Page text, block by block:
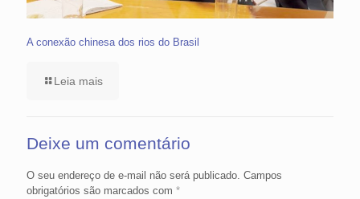
A conexão chinesa dos rios do Brasil
Leia mais
Deixe um comentário
O seu endereço de e-mail não será publicado. Campos
obrigatórios são marcados com *